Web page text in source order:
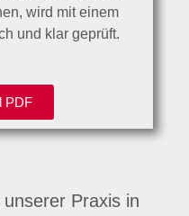
wird mit einem
und klar geprüft.
PDF
Praxis in